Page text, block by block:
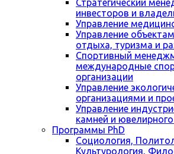
Стратегический
инвесторов и
Управление
Управление
отдыха, туризма и
Спортивный
международные
организации
Управление
организациями и
Управление
камней и
Программы PhD
Социология,
Культурология,